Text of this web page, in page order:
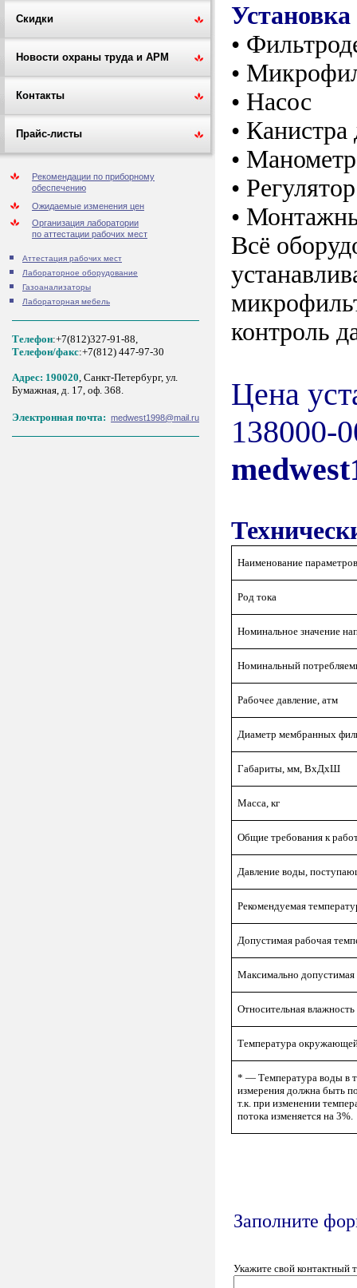
Скидки
Новости охраны труда и АРМ
Контакты
Прайс-листы
Рекомендации по приборному
обеспечению
Ожидаемые изменения цен
Организация лаборатории
по аттестации рабочих мест
Аттестация рабочих мест
Лабораторное оборудование
Газоанализаторы
Лабораторная мебель
Телефон:+7(812)327-91-88,
Tелефон/факс:+7(812) 447-97-30
Адрес: 190020, Санкт-Петербург, ул.
Бумажная, д. 17, оф. 368.
Электронная почта: medwest1998@mail.ru
Установка
•
•
• Насос
•
•
•
•
Всё
контроль
Цена
138000-
Наименование
Род тока
Номинальное значение
Номинальный
Рабочее давление, атм
Диаметр мембранных
Габариты, мм, ВхДхШ
Масса, кг
Общие требования к
Давление воды,
Рекомендуемая
Допустимая рабочая
Максимально
Относительная
Температура
* — Температура воды в
измерения должна быть
т.к. при изменении
потока изменяется на 3%.
Заполните
Укажите свой контактный